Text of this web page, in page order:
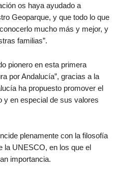
os haya ayudado a
Geoparque, y que todo lo que
mucho más y mejor, y
familias”.
pionero en esta primera
por Andalucía”, gracias a la
ha propuesto promover el
y en especial de sus valores
plenamente con la filosofía
la UNESCO, en los que el
importancia.